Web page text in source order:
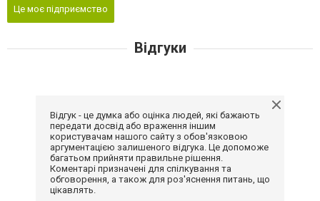
Це моє підприємство
Відгуки
Відгук - це думка або оцінка людей, які бажають
передати досвід або враження іншим
користувачам нашого сайту з обов'язковою
аргументацією залишеного відгука. Це допоможе
багатьом прийняти правильне рішення.
Коментарі призначені для спілкування та
обговорення, а також для роз'яснення питань, що
цікавлять.